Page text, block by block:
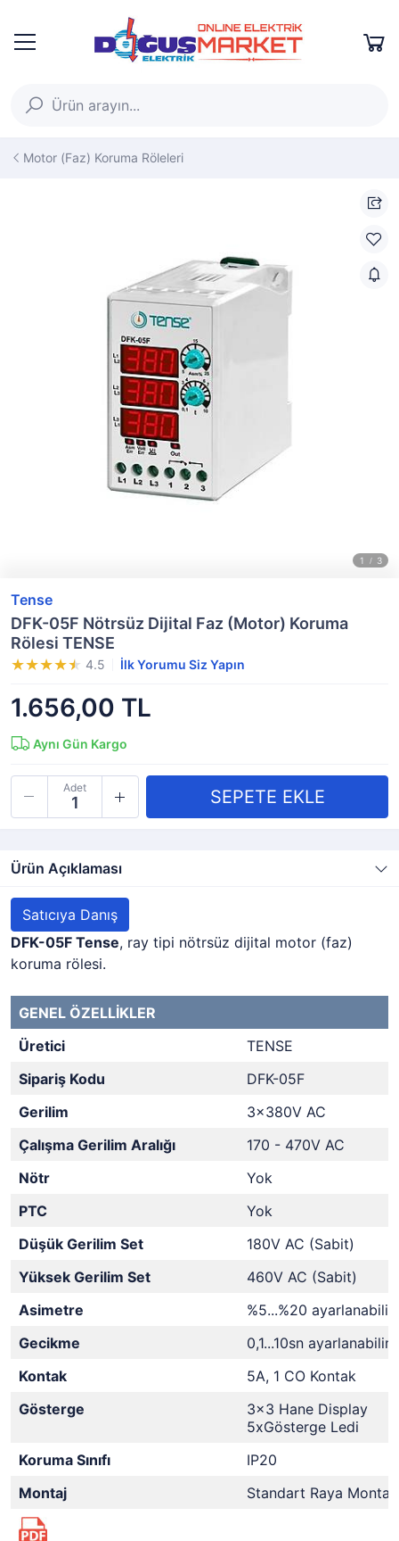
Motor (Faz) Koruma Röleleri
Tense
DFK-05F Nötrsüz Dijital Faz (Motor) Koruma
Rölesi TENSE
4.5 İlk Yorumu Siz Yapın
1.656,00 TL
Aynı Gün Kargo
Adet
Ürün Açıklaması
Satıcıya Danış
DFK-05F Tense, ray tipi nötrsüz dijital motor (faz)
koruma rölesi.
GENEL ÖZELLİKLER
Üretici
TENSE
Sipariş Kodu
DFK-05F
Gerilim
3x380V AC
Çalışma Gerilim Aralığı
170 - 470V AC
Nötr
Yok
PTC
Yok
Düşük Gerilim Set
180V AC (Sabit)
Yüksek Gerilim Set
460V AC (Sabit)
Asimetre
%5...%20 ayarlanabilir
Gecikme
0,1...10sn ayarlanabilir
Kontak
5A, 1 CO Kontak
Gösterge
3x3 Hane Display
5xGösterge Ledi
Koruma Sınıfı
IP20
Montaj
Standart Raya Montaj